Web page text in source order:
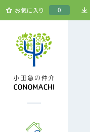
お気に入り 0